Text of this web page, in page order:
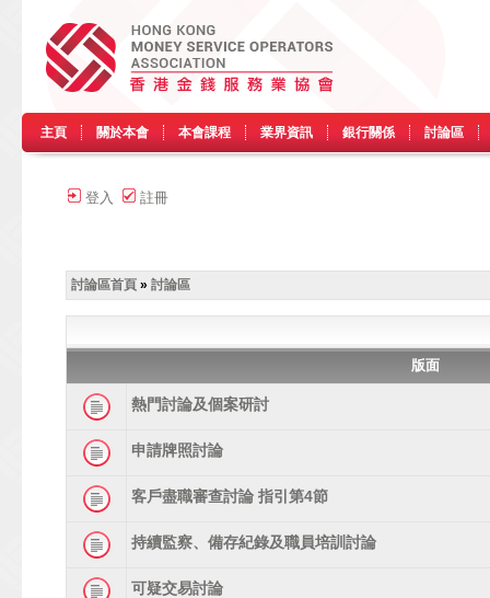
主頁 關於本會 本會課程 業界資訊 銀行關係 討論區
登入 註冊
討論區首頁 » 討論區
版面
熱門討論及個案研討
申請牌照討論
客戶盡職審查討論 指引第4節
持續監察、備存紀錄及職員培訓討論
可疑交易討論